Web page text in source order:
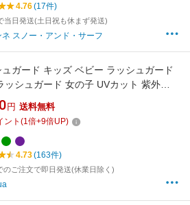
4.76(17件)
当日発送(土日祝も休まず発送)
ネ スノー・アンド・サーフ
ュガード キッズ ベビー ラッシュガード
ッシュガード 女の子 UVカット 紫外線
ードなしラッシュガード90 100 110 120
送料無料 かわいい 女の子水着 子供水着
幼稚園 保育園 アースカラー
円 送料無料
ント (1倍+9倍UP)
4.73(163件)
のご注文で即日発送(休業日除く)